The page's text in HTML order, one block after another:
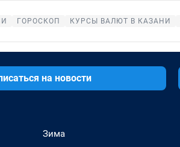
ГОРОСКОП КУРСЫ ВАЛЮТ В КАЗАНИ
на новости
Зима